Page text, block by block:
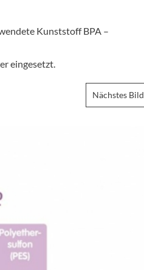
Kunststoff BPA –
eingesetzt.
Nächstes Bild